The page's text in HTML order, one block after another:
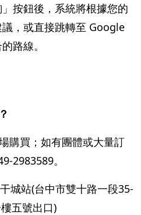
按鈕後，系統將根據您的
，或直接跳轉至 Google
路線。
購買；如有團體或大量訂
2983589。
城站(台中市雙十路一段35-
五號出口)